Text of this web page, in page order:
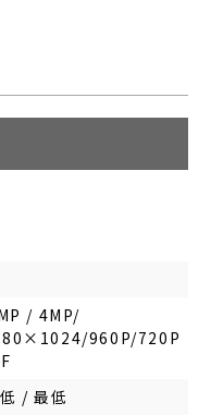
/ 4MP/
960P/720P
/ 最低